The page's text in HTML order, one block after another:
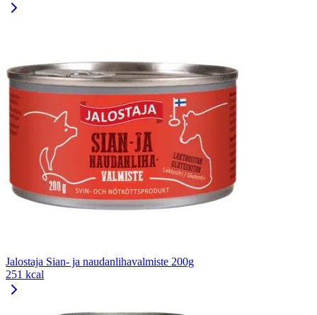
Jalostaja Sian- ja naudanlihavalmiste 200g
251 kcal